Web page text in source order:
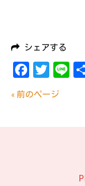
シェアする
« 前のページ